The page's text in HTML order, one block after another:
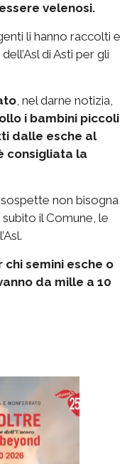
velenosi.
li hanno raccolti e
di Asti per gli
, nel darne notizia,
i bambini piccoli
dalle esche al
consigliata la
non bisogna
il Comune, le
chi semini esche o
da mille a 10